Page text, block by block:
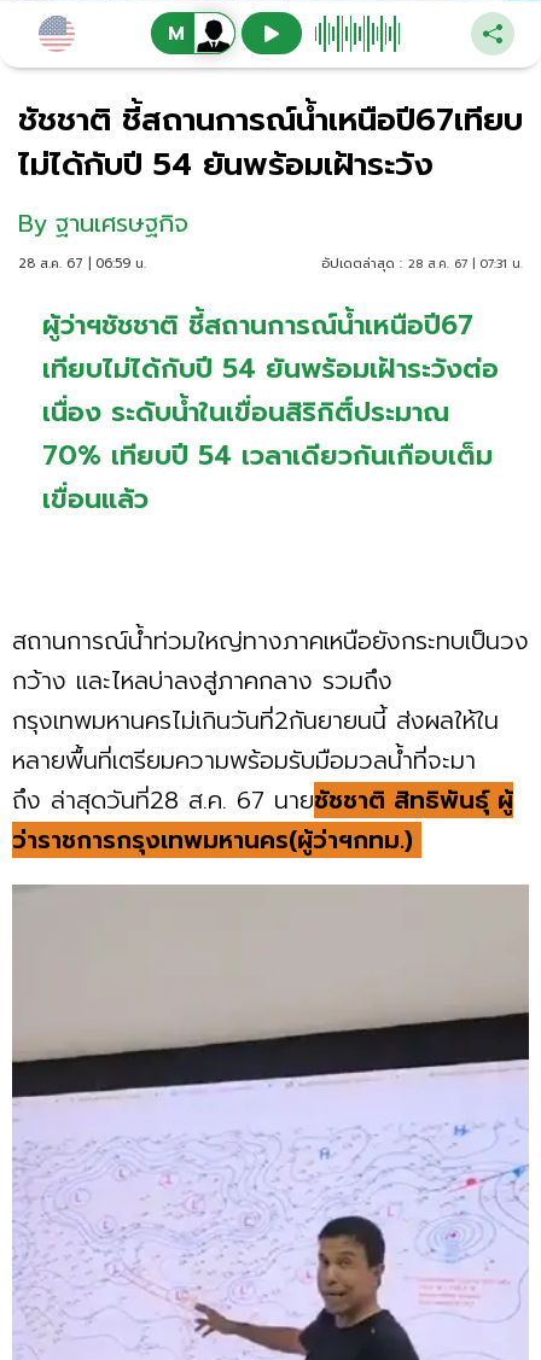
ชัชชาติ ชี้สถานการณ์น้ำเหนือปี67เทียบ
ไม่ได้กับปี 54 ยันพร้อมเฝ้าระวัง
By ฐานเศรษฐกิจ
28 ส.ค. 67 | 06:59 น. อัปเดตล่าสุด : 28 ส.ค. 67 | 07:31 น.
ผู้ว่าฯชัชชาติ ชี้สถานการณ์น้ำเหนือปี67
เทียบไม่ได้กับปี 54 ยันพร้อมเฝ้าระวังต่อ
เนื่อง ระดับน้ำในเขื่อนสิริกิติ์ประมาณ
70% เทียบปี 54 เวลาเดียวกันเกือบเต็ม
เขื่อนแล้ว
สถานการณ์น้ำท่วมใหญ่ทางภาคเหนือยังกระทบเป็นวง
กว้าง และไหลบ่าลงสู่ภาคกลาง รวมถึง
กรุงเทพมหานครไม่เกินวันที่2กันยายนนี้ ส่งผลให้ใน
หลายพื้นที่เตรียมความพร้อมรับมือมวลน้ำที่จะมา
ถึง ล่าสุดวันที่28 ส.ค. 67 นายชัชชาติ สิทธิพันธุ์ ผู้
ว่าราชการกรุงเทพมหานคร(ผู้ว่าฯกทม.)